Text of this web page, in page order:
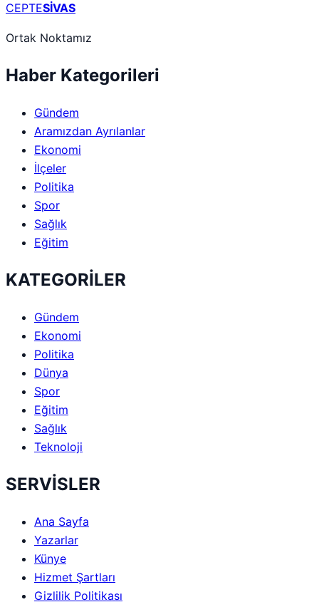
CEPTESİVAS
Ortak Noktamız
Haber Kategorileri
Gündem
Aramızdan Ayrılanlar
Ekonomi
İlçeler
Politika
Spor
Sağlık
Eğitim
KATEGORİLER
Gündem
Ekonomi
Politika
Dünya
Spor
Eğitim
Sağlık
Teknoloji
SERVİSLER
Ana Sayfa
Yazarlar
Künye
Hizmet Şartları
Gizlilik Politikası